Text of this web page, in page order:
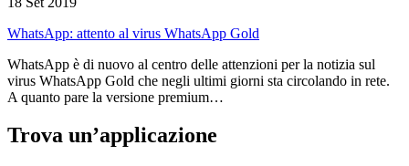
WhatsApp: attento al virus WhatsApp Gold
WhatsApp è di nuovo al centro delle attenzioni per la notizia sul
virus WhatsApp Gold che negli ultimi giorni sta circolando in rete.
A quanto pare la versione premium…
Trova un’applicazione